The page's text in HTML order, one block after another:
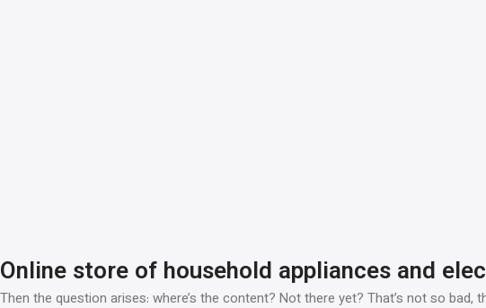
Online store of household appliances and
Then the question arises: where’s the content? Not there yet? That’s not so